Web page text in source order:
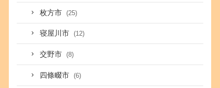
枚方市 (25)
寝屋川市 (12)
交野市 (8)
四條畷市 (6)